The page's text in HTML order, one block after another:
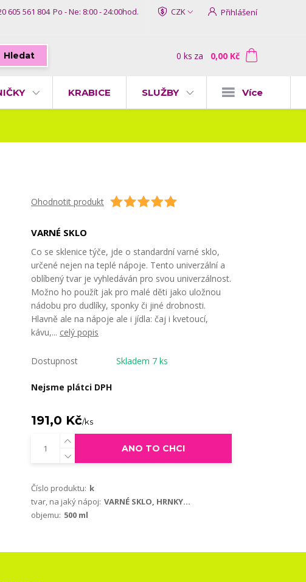
CZK Přihlášení
Hledat
605 561 804 Po - Ne: 8:00 - 24:00hod.
0 ks za 0,00 Kč
KRABICE SLUŽBY Více
Ohodnotit produkt
VARNÉ SKLO
Co se sklenice týče, jde o standardní varné sklo,
určené nejen na teplé nápoje. Tento univerzální a
oblíbený tvar je vyhledáván pro svou univerzálnost.
Možno ho použít jak pro malé děti jako uložnou
nádobu pro dudlíky, sponky či jiné drobnosti.
Hlavně ale na nápoje ale i jídla: čaj i kvetoucí,
kávu,... celý popis
Dostupnost Skladem 7 ks
Nejsme plátci DPH
191,0 Kč/ks
ANO TO CHCI
Číslo produktu: k
tvar, na jaký nápoj: VARNÉ SKLO, HRNKY...
objemu: 500 ml